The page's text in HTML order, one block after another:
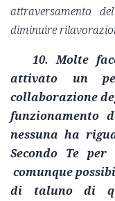
attraversamento
diminuire
10. Molte
attivato un
collaborazione
funzionamento
nessuna ha
Secondo Te
comunque
di taluno di